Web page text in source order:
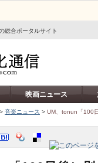
総合ポータルサイト
映画ニュース
音楽ニュース > UM、tonun「100